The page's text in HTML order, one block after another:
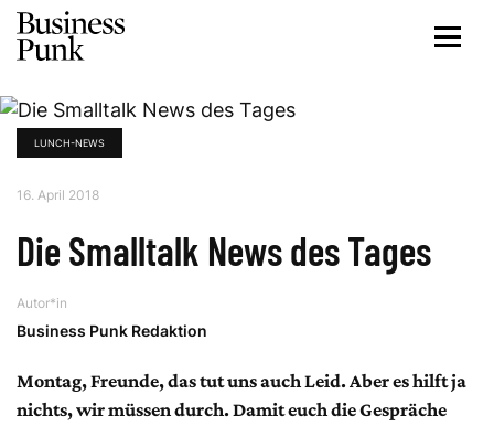
LUNCH-NEWS
16. April 2018
Die Smalltalk News des Tages
Autor*in
Business Punk Redaktion
Montag, Freunde, das tut uns auch Leid. Aber es hilft ja
nichts, wir müssen durch. Damit euch die Gespräche